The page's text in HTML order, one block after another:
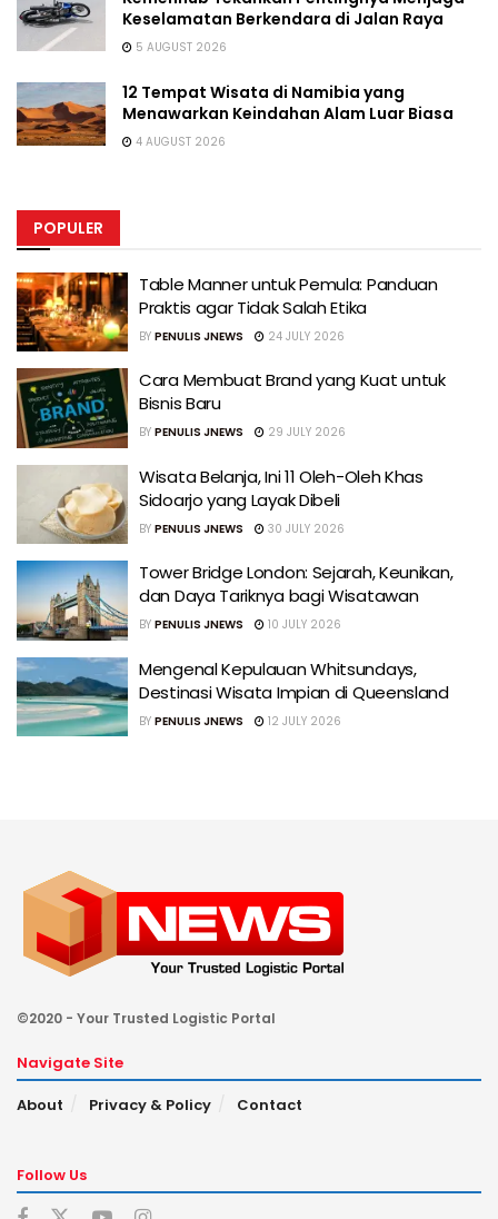
Keselamatan Berkendara di Jalan Raya
5 AUGUST 2026
12 Tempat Wisata di Namibia yang
Menawarkan Keindahan Alam Luar Biasa
4 AUGUST 2026
POPULER
Table Manner untuk Pemula: Panduan
Praktis agar Tidak Salah Etika
BY PENULIS JNEWS 24 JULY 2026
Cara Membuat Brand yang Kuat untuk
Bisnis Baru
BY PENULIS JNEWS 29 JULY 2026
Wisata Belanja, Ini 11 Oleh-Oleh Khas
Sidoarjo yang Layak Dibeli
BY PENULIS JNEWS 30 JULY 2026
Tower Bridge London: Sejarah, Keunikan,
dan Daya Tariknya bagi Wisatawan
BY PENULIS JNEWS 10 JULY 2026
Mengenal Kepulauan Whitsundays,
Destinasi Wisata Impian di Queensland
BY PENULIS JNEWS 12 JULY 2026
©2020 - Your Trusted Logistic Portal
Navigate Site
About
Privacy & Policy Contact
Follow Us